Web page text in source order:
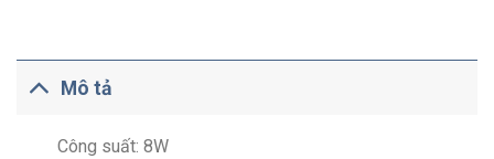
Mô tả
Công suất: 8W